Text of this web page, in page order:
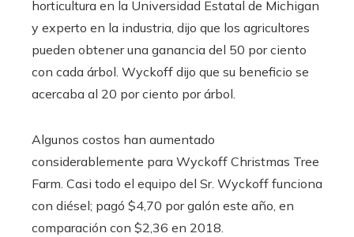
horticultura en la Universidad Estatal de Michigan
y experto en la industria, dijo que los agricultores
pueden obtener una ganancia del 50 por ciento
con cada árbol. Wyckoff dijo que su beneficio se
acercaba al 20 por ciento por árbol.
Algunos costos han aumentado
considerablemente para Wyckoff Christmas Tree
Farm. Casi todo el equipo del Sr. Wyckoff funciona
con diésel; pagó $4,70 por galón este año, en
comparación con $2,36 en 2018.